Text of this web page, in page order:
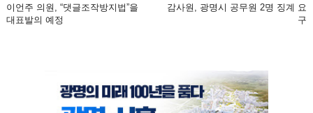
감사원, 광명시 공무원 2명 징계 요
구
이언주 의원, “댓글조작방지법”을
대표발의 예정